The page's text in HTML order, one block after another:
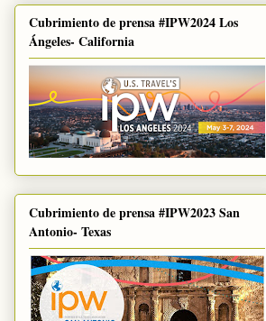
Cubrimiento de prensa #IPW2024 Los
Ángeles- California
Cubrimiento de prensa #IPW2023 San
Antonio- Texas